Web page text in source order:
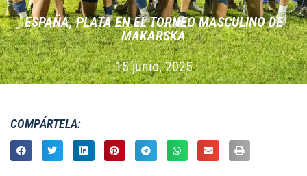
ESPAÑA, PLATA EN EL TORNEO MASCULINO DE
MAKARSKA
15 junio, 2025
COMPÁRTELA: